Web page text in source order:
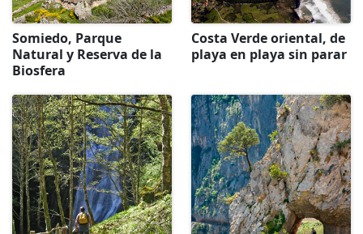
Somiedo, Parque
Natural y Reserva de la
Biosfera
Costa Verde oriental, de
playa en playa sin parar